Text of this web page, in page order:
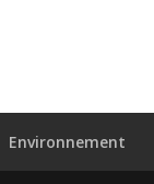
Environnement